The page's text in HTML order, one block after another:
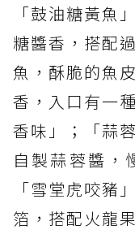
「鼓油糖黃魚
糖醬香，搭配
魚，酥脆的魚
香，入口有一
香味」；「蒜
自製蒜蓉醬，
「雪堂虎咬豬
箔，搭配火龍